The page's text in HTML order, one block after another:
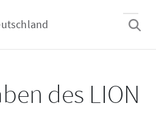
des LION